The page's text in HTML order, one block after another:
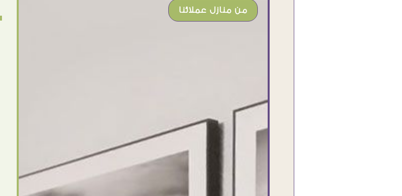
من منازل عملائنا
وإرضاء العميل والخامات والتقفيل وسرعة
التوصيل. بصراحه وبمنتهي الأمانه مكسب
Doaa Elsayd
القاهرة - مصر